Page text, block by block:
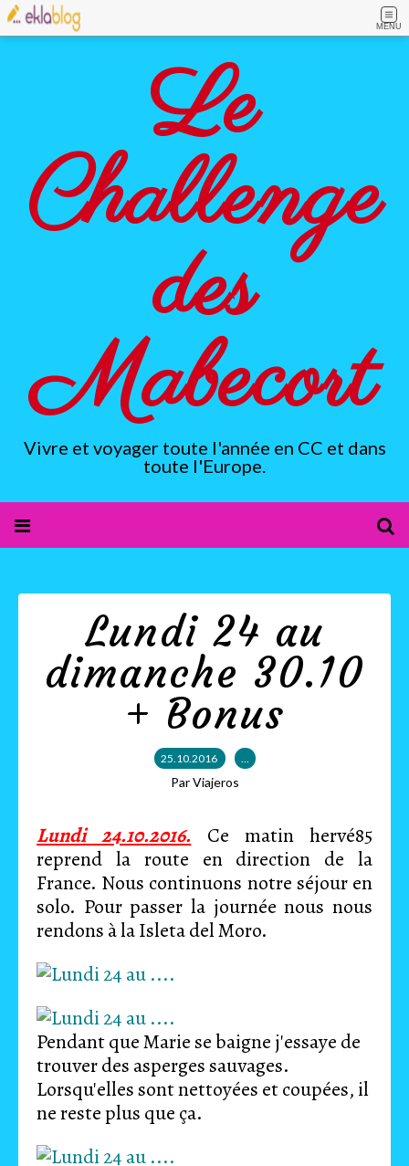
MENU
Le
Challenge
des
Mabecort
Vivre et voyager toute l'année en CC et dans
toute l'Europe.
Lundi 24 au
dimanche 30.10
+ Bonus
25.10.2016 …
Par Viajeros
Lundi 24.10.2016. Ce matin hervé85
reprend la route en direction de la
France. Nous continuons notre séjour en
solo. Pour passer la journée nous nous
rendons à la Isleta del Moro.
Pendant que Marie se baigne j'essaye de
trouver des asperges sauvages.
Lorsqu'elles sont nettoyées et coupées, il
ne reste plus que ça.